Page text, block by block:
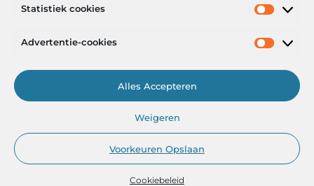
Statistiek cookies
Advertentie-cookies
Alles Accepteren
Weigeren
Voorkeuren Opslaan
Cookiebeleid
Het Portaal voor Inzichten en Inspiratie
— AdviesPortal.nl verzamelt de beste blogs en artikelen om jou te
helpen groeien. Ontdek, leer en laat je inspireren!
www.adviesportal.nl.All Right Reserved.
Onze informatie